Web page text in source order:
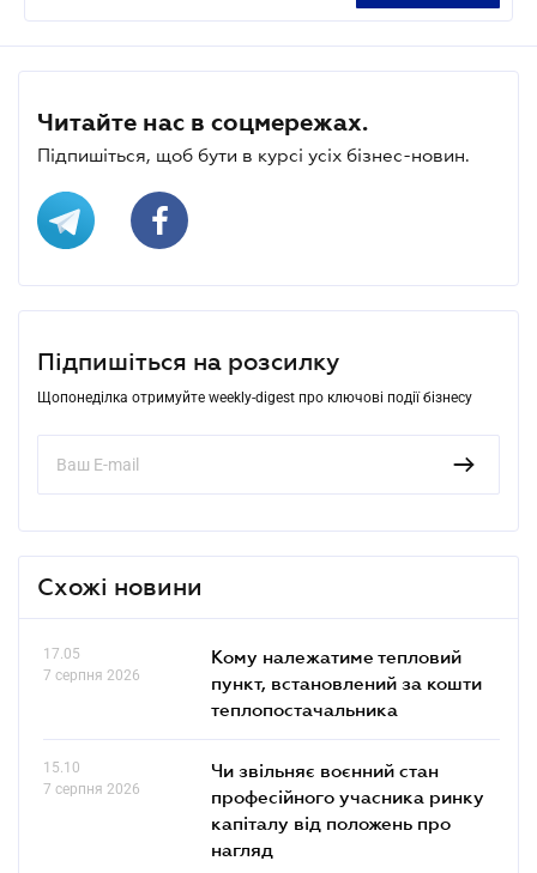
Читайте нас в соцмережах.
Підпишіться, щоб бути в курсі усіх бізнес-новин.
Підпишіться на розсилку
Щопонеділка отримуйте weekly-digest про ключові події бізнесу
Схожі новини
17.05
7 серпня 2026
Кому належатиме тепловий
пункт, встановлений за кошти
теплопостачальника
15.10
7 серпня 2026
Чи звільняє воєнний стан
професійного учасника ринку
капіталу від положень про
нагляд